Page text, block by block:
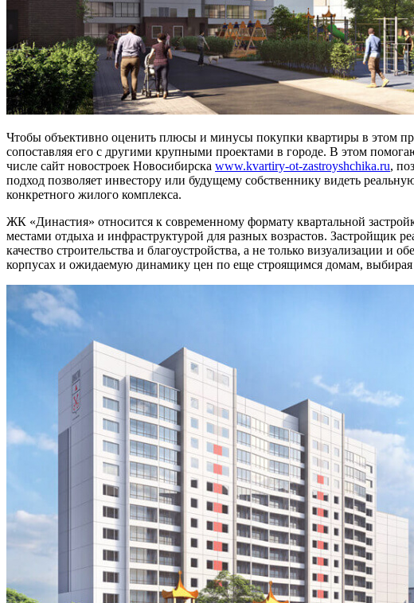
Чтобы объективно оценить плюсы и минусы покупки квартиры в этом
сопоставляя его с другими крупными проектами в городе. В этом
числе сайт новостроек Новосибирска www.kvartiry-ot-zastroyshchika.ru,
подход позволяет инвестору или будущему собственнику видеть
конкретного жилого комплекса.
ЖК «Династия» относится к современному формату квартальной
местами отдыха и инфраструктурой для разных возрастов. Застройщик
качество строительства и благоустройства, а не только визуализации
корпусах и ожидаемую динамику цен по еще строящимся домам,